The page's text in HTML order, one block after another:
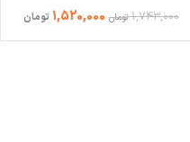
1,743,000 تومان 1,520,000 تومان